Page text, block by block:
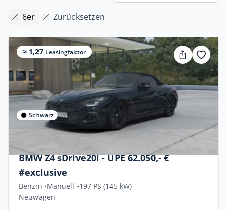
6er Zurücksetzen
≈ 1,27 Leasingfaktor
Schwarz
Gewerbe & Privat
BMW Z4 sDrive20i - UPE 62.050,- €
#exclusive
Benzin •Manuell •197 PS (145 kW)
Neuwagen